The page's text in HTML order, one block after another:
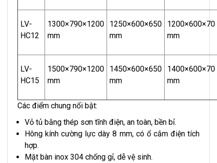
LV-
HC12
1300×790×1200
mm
1250×600×650
mm
1200×600×70
mm
LV-
HC15
1500×790×1200
mm
1450×600×650
mm
1400×600×70
mm
Các điểm chung nổi bật:
Vỏ tủ bằng thép sơn tĩnh điện, an toàn, bền bỉ.
Hông kính cường lực dày 8 mm, có ổ cắm điện tích
hợp.
Mặt bàn inox 304 chống gỉ, dễ vệ sinh.